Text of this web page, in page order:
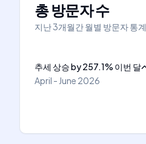
총 방문자 수
지난 3개월간 월별 방문자 통계
추세 상승by257.1% 이번 달
April - June 2026